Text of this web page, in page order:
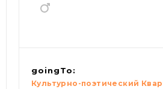
goingTo:
Культурно-поэтический